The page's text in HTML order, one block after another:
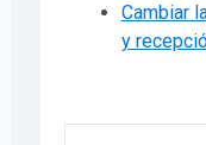
Cambiar
y